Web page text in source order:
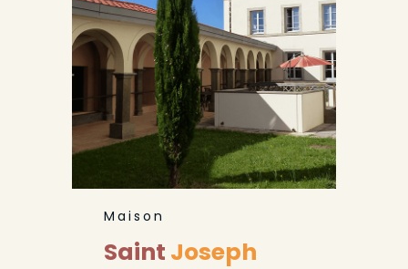
Maison
Saint Joseph